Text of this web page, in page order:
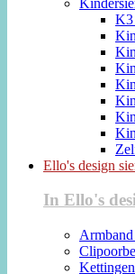
K3
Ello's design
In Ello's
Kettingen